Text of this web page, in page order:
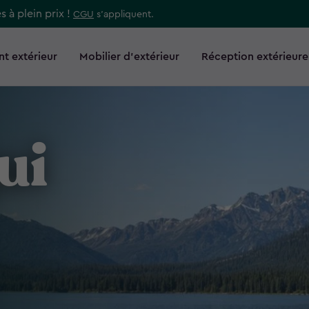
à plein prix ! CGU s’appliquent.
extérieur Mobilier d’extérieur Réception extérieure